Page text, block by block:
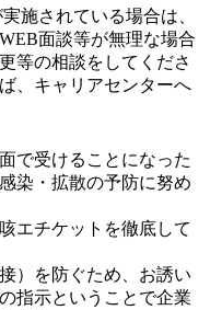
施されている場合は、
面談等が無理な場合
等の相談をしてくださ
、キャリアセンターへ
で受けることになった
染・拡散の予防に努め
エチケットを徹底して
）を防ぐため、お誘い
指示ということで企業